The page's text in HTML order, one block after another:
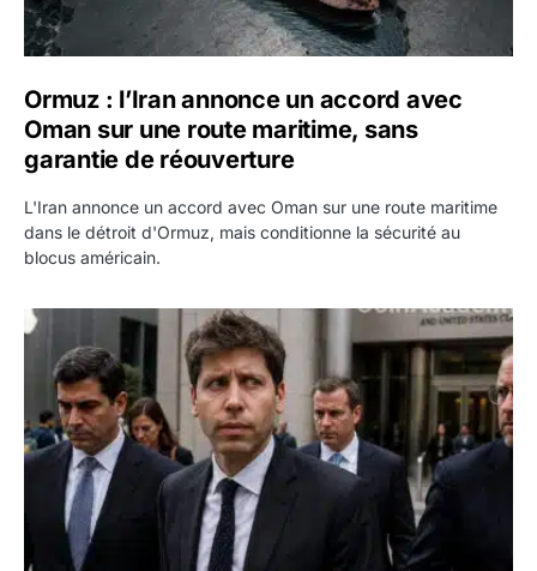
Ormuz : l’Iran annonce un accord avec
Oman sur une route maritime, sans
garantie de réouverture
L'Iran annonce un accord avec Oman sur une route maritime
dans le détroit d'Ormuz, mais conditionne la sécurité au
blocus américain.
OpenAI demande le rejet de la plainte d’Apple et